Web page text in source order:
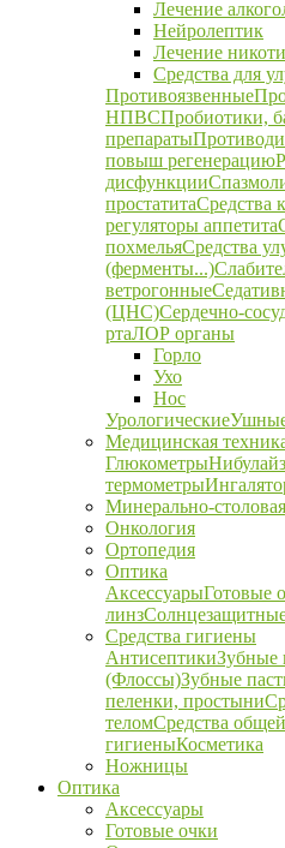
Лечение
Нейролептик
Лечение
Средства для
Противоязвенные
НПВСПробиотики,
препараты
повыш регенерацию
дисфункции
простатитаСредства
регуляторы аппетита
похмельяСредства
(ферменты...)
ветрогонные
(ЦНС)Сердечно-
ртаЛОР органы
Горло
Ухо
Нос
Урологические
Медицинская
Глюкометры
термометры
Минерально-
Онкология
Ортопедия
Оптика
АксессуарыГотовые
линз
Средства гигиены
АнтисептикиЗубные
(Флоссы)Зубные
пеленки, простыни
теломСредства
гигиеныКосметика
Ножницы
Оптика
Аксессуары
Готовые очки